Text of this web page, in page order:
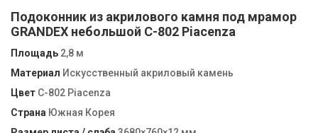
Подоконник из акрилового камня под мрамор
GRANDEX небольшой C-802 Piacenza
Площадь 2,8 м
Материал Искусственный акриловый камень
Цвет C-802 Piacenza
Страна Южная Корея